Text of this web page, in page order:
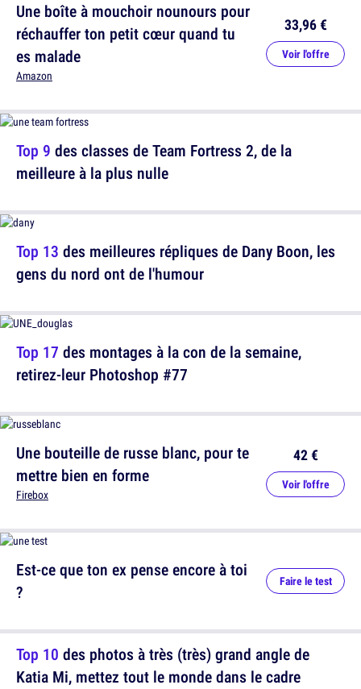
Top 9 des classes de Team Fortress 2, de la
meilleure à la plus nulle
Top 17 des montages à la con de la semaine,
retirez-leur Photoshop #77
Est-ce que ton ex pense encore à toi
?
Faire le test
Une boîte à mouchoir nounours pour
réchauffer ton petit cœur quand tu
es malade
Amazon
33,96 €
Voir l'offre
Top 13 des meilleures répliques de Dany Boon, les
gens du nord ont de l'humour
Une bouteille de russe blanc, pour te
mettre bien en forme
Firebox
42 €
Voir l'offre
Top 10 des photos à très (très) grand angle de
Katia Mi, mettez tout le monde dans le cadre